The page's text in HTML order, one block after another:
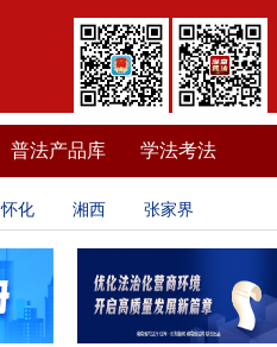
普法产品库 学法考法
怀化 湘西 张家界